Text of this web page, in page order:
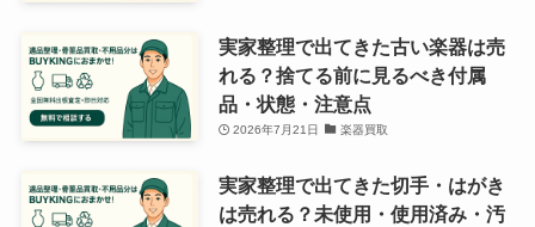
実家整理で出てきた古い楽器は売
れる？捨てる前に見るべき付属
品・状態・注意点
2026年7月21日 楽器買取
実家整理で出てきた切手・はがき
は売れる？未使用・使用済み・汚